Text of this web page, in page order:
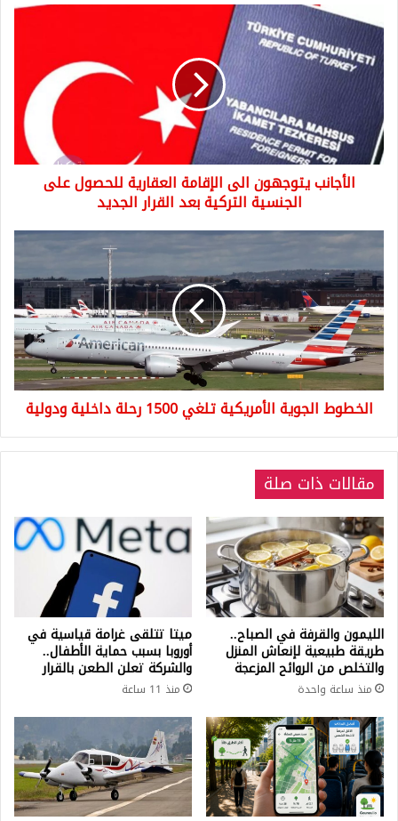
الأجانب
يتوجهون
الى
الإقامة
العقارية
للحصول
على
الجنسية
التركية
الأجانب يتوجهون الى الإقامة العقارية للحصول على
الجنسية التركية بعد القرار الجديد
الخطوط
الجوية
الأمريكية
تلغي
1500
رحلة
داخلية
ودولية
الخطوط الجوية الأمريكية تلغي 1500 رحلة داخلية ودولية
مقالات ذات صلة
الليمون والقرفة في الصباح..
طريقة طبيعية لإنعاش المنزل
والتخلص من الروائح المزعجة
منذ ساعة واحدة
ميتا تتلقى غرامة قياسية في
أوروبا بسبب حماية الأطفال..
والشركة تعلن الطعن بالقرار
منذ 11 ساعة